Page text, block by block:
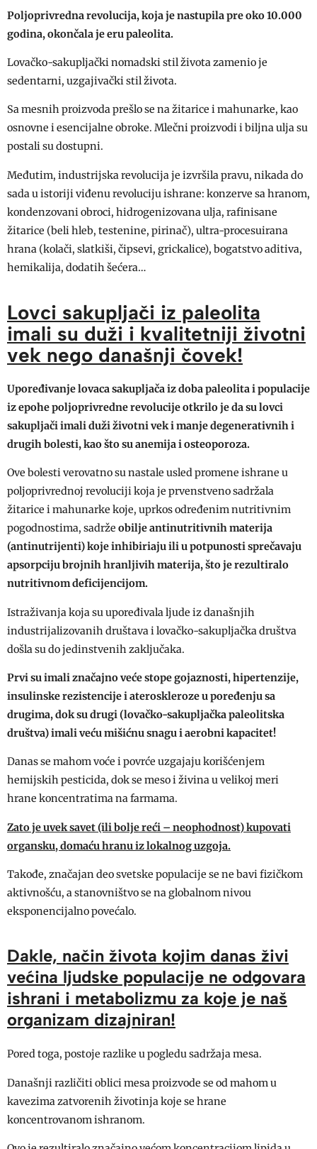
Poljoprivredna revolucija, koja je nastupila pre oko 10.000
godina, okončala je eru paleolita.
Lovačko-sakupljački nomadski stil života zamenio je
sedentarni, uzgajivački stil života.
Sa mesnih proizvoda prešlo se na žitarice i mahunarke, kao
osnovne i esencijalne obroke. Mlečni proizvodi i biljna ulja su
postali su dostupni.
Međutim, industrijska revolucija je izvršila pravu, nikada do
sada u istoriji viđenu revoluciju ishrane: konzerve sa hranom,
kondenzovani obroci, hidrogenizovana ulja, rafinisane
žitarice (beli hleb, testenine, pirinač), ultra-procesuirana
hrana (kolači, slatkiši, čipsevi, grickalice), bogatstvo aditiva,
hemikalija, dodatih šećera…
Lovci sakupljači iz paleolita
imali su duži i kvalitetniji životni
vek nego današnji čovek!
Upoređivanje lovaca sakupljača iz doba paleolita i populacije
iz epohe poljoprivredne revolucije otkrilo je da su lovci
sakupljači imali duži životni vek i manje degenerativnih i
drugih bolesti, kao što su anemija i osteoporoza.
Ove bolesti verovatno su nastale usled promene ishrane u
poljoprivrednoj revoluciji koja je prvenstveno sadržala
žitarice i mahunarke koje, uprkos određenim nutritivnim
pogodnostima, sadrže obilje antinutritivnih materija
(antinutrijenti) koje inhibiriaju ili u potpunosti sprečavaju
apsorpciju brojnih hranljivih materija, što je rezultiralo
nutritivnom deficijencijom.
Istraživanja koja su upoređivala ljude iz današnjih
industrijalizovanih društava i lovačko-sakupljačka društva
došla su do jedinstvenih zaključaka.
Prvi su imali značajno veće stope gojaznosti, hipertenzije,
insulinske rezistencije i ateroskleroze u poređenju sa
drugima, dok su drugi (lovačko-sakupljačka paleolitska
društva) imali veću mišićnu snagu i aerobni kapacitet!
Danas se mahom voće i povrće uzgajaju korišćenjem
hemijskih pesticida, dok se meso i živina u velikoj meri
hrane koncentratima na farmama.
Zato je uvek savet (ili bolje reći – neophodnost) kupovati
organsku, domaću hranu iz lokalnog uzgoja.
Takođe, značajan deo svetske populacije se ne bavi fizičkom
aktivnošću, a stanovništvo se na globalnom nivou
eksponencijalno povećalo.
Dakle, način života kojim danas živi
većina ljudske populacije ne odgovara
ishrani i metabolizmu za koje je naš
organizam dizajniran!
Pored toga, postoje razlike u pogledu sadržaja mesa.
Današnji različiti oblici mesa proizvode se od mahom u
kavezima zatvorenih životinja koje se hrane
koncentrovanom ishranom.